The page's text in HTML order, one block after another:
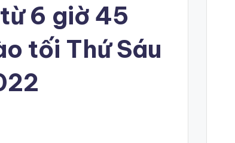
6 giờ 45
tối Thứ Sáu